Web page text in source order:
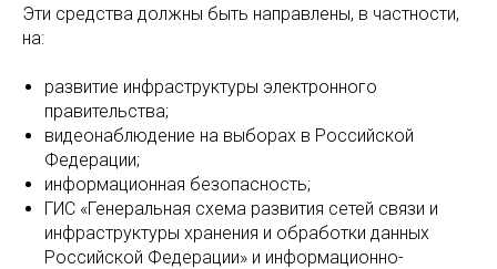
Эти средства должны быть направлены, в частности,
на:
развитие инфраструктуры электронного
правительства;
видеонаблюдение на выборах в Российской
Федерации;
информационная безопасность;
ГИС «Генеральная схема развития сетей связи и
инфраструктуры хранения и обработки данных
Российской Федерации» и информационно-